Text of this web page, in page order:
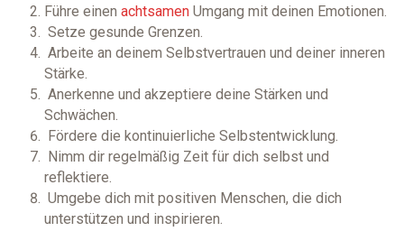
Führe einen achtsamenUmgang mit deinen Emotionen.
Setze gesunde Grenzen.
Arbeite an deinem Selbstvertrauen und deiner inneren
Stärke.
Anerkenne und akzeptiere deine Stärken und
Schwächen.
Fördere die kontinuierliche Selbstentwicklung.
Nimm dir regelmäßig Zeit für dich selbst und
reflektiere.
Umgebe dich mit positiven Menschen, die dich
unterstützen und inspirieren.